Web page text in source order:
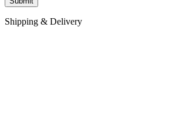
Shipping & Delivery